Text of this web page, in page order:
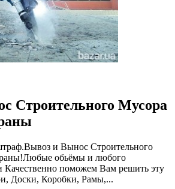
Строительного Мусора
и Вынос Строительного
обьёмы и любого
Качественно поможем Вам решить эту
Доски, Коробки, Рамы,...